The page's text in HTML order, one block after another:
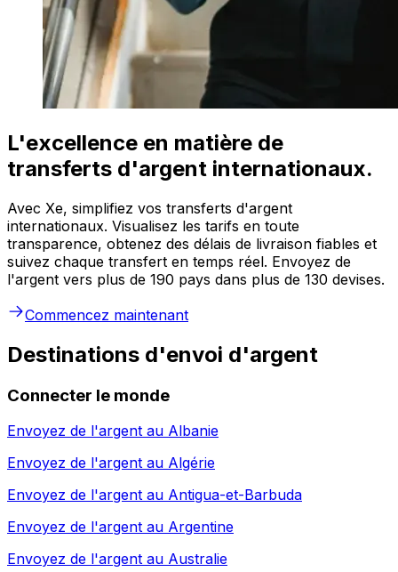
L'excellence en matière de
transferts d'argent internationaux.
Avec Xe, simplifiez vos transferts d'argent
internationaux. Visualisez les tarifs en toute
transparence, obtenez des délais de livraison fiables et
suivez chaque transfert en temps réel. Envoyez de
l'argent vers plus de 190 pays dans plus de 130 devises.
Commencez maintenant
Destinations d'envoi d'argent
Connecter le monde
Envoyez de l'argent au Albanie
Envoyez de l'argent au Algérie
Envoyez de l'argent au Antigua-et-Barbuda
Envoyez de l'argent au Argentine
Envoyez de l'argent au Australie